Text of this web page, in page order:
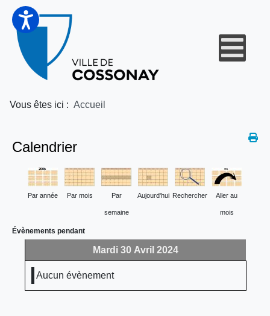
Vous êtes ici : Accueil
Calendrier
Par année Par mois Par
semaine
Aujourd'hui Rechercher Aller au
mois
Évènements pendant
Mardi 30 Avril 2024
Aucun évènement